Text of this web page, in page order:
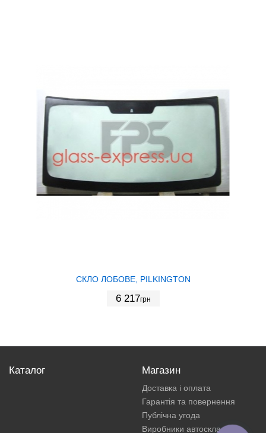
СКЛО ЛОБОВЕ, PILKINGTON
6 217грн
Каталог Магазин
Доставка і оплата
Гарантія та повернення
Публічна угода
Виробники автоскла